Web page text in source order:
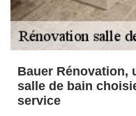
Bauer Rénovation,
salle de bain
service